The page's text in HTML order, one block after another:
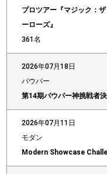
プロツアー『マジック：
ーローズ』
361名
2026年07月18日
パウパー
第14期パウパー神挑戦者
2026年07月11日
モダン
Modern Showcase